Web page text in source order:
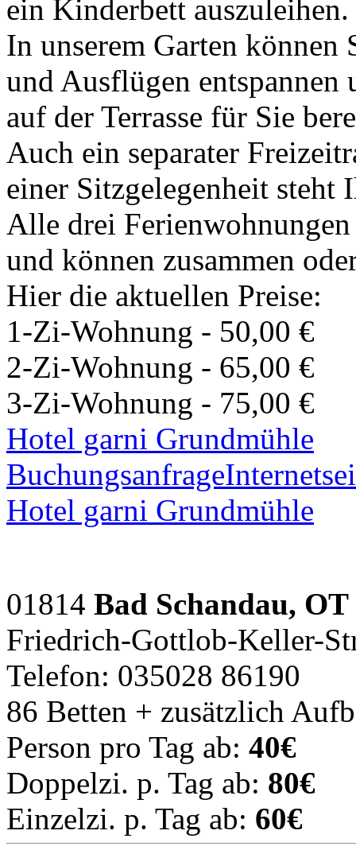
ein Kinderbett auszuleihen.
In unserem Garten können
und Ausflügen entspannen
auf der Terrasse für Sie
Auch ein separater
einer Sitzgelegenheit steht
Alle drei
und können zusammen
Hier die aktuellen Preise:
1-Zi-Wohnung - 50,00 €
2-Zi-Wohnung - 65,00 €
3-Zi-Wohnung - 75,00 €
Hotel garni Grundmühle
Buchungsanfrage
Hotel garni Grundmühle
01814 Bad Schandau,
Friedrich-Gottlob-Keller-
Telefon: 035028 86190
86 Betten + zusätzlich
Person pro Tag ab: 40€
Doppelzi. p. Tag ab: 80€
Einzelzi. p. Tag ab: 60€